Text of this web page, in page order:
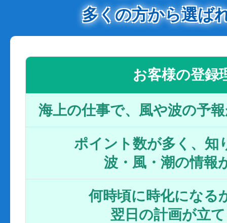
多くの方から選ば
お客様の登録
海上の仕事で、風や波の予
ポイント数が多く、知
波・風・潮の情報
何時頃に時化になる
翌日の計画が立